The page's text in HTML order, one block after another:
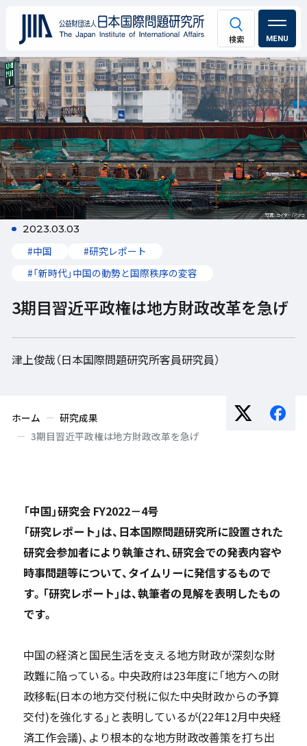
MENU
2023.03.03
#中国
#研究レポート
#「新時代」中国の動勢と国際秩序の変容
3期目習近平政権は地方財政改革を急げ
津上俊哉（日本国際問題研究所客員研究員）
ホーム
研究成果
3期目習近平政権は地方財政改革を急げ
「中国」研究会 FY2022－4号
「研究レポート」は、日本国際問題研究所に設置された
研究会参加者により執筆され、研究会での発表内容や
時事問題等について、タイムリーに発信するもので
す。「研究レポート」は、執筆者の見解を表明したもの
です。
中国の経済と国民生活を支える地方財政が深刻な財
政難に陥っている。中央政府は23年度に「地方への財
政移転(日本の地方交付税に似た中央財政からの予算
交付)を強化する」と表明しているが(22年12月中央経
済工作会議)、より根本的な地方財政改善策を打ち出